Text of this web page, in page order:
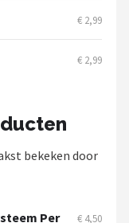
€ 2,99
€ 2,99
bekeken door
Per
€ 4,50